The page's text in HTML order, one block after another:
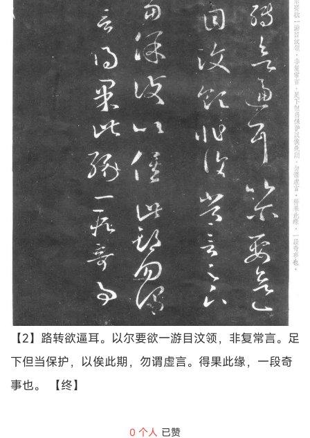
【2】路转欲逼耳。以尔要欲一游目汶领，非复常言。足
下但当保护，以俟此期，勿谓虚言。得果此缘，一段奇
事也。 【终】
0 个人 已赞